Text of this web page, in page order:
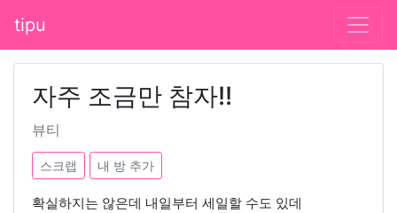
tipu
자주 조금만 참자!!
뷰티
스크랩 내 방 추가
확실하지는 않은데 내일부터 세일할 수도 있데